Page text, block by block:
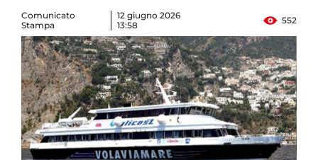
Comunicato
Stampa
12 giugno 2026
13:58
552